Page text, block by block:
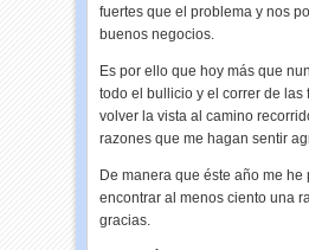
fuertes que el problema y nos
buenos negocios.
Es por ello que hoy más que
todo el bullicio y el correr de las
volver la vista al camino
razones que me hagan sentir
De manera que éste año me he
encontrar al menos ciento una
gracias.